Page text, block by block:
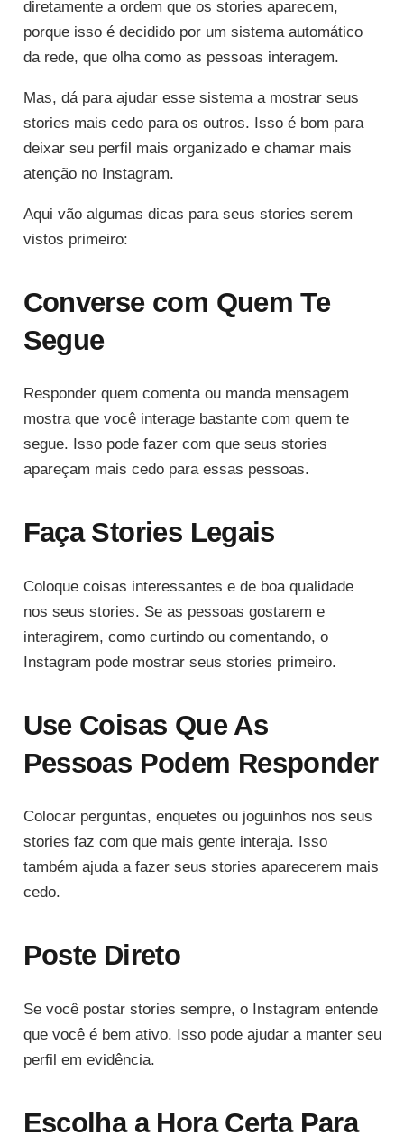
diretamente a ordem que os stories aparecem,
porque isso é decidido por um sistema automático
da rede, que olha como as pessoas interagem.
Mas, dá para ajudar esse sistema a mostrar seus
stories mais cedo para os outros. Isso é bom para
deixar seu perfil mais organizado e chamar mais
atenção no Instagram.
Aqui vão algumas dicas para seus stories serem
vistos primeiro:
Converse com Quem Te
Segue
Responder quem comenta ou manda mensagem
mostra que você interage bastante com quem te
segue. Isso pode fazer com que seus stories
apareçam mais cedo para essas pessoas.
Faça Stories Legais
Coloque coisas interessantes e de boa qualidade
nos seus stories. Se as pessoas gostarem e
interagirem, como curtindo ou comentando, o
Instagram pode mostrar seus stories primeiro.
Use Coisas Que As
Pessoas Podem Responder
Colocar perguntas, enquetes ou joguinhos nos seus
stories faz com que mais gente interaja. Isso
também ajuda a fazer seus stories aparecerem mais
cedo.
Poste Direto
Se você postar stories sempre, o Instagram entende
que você é bem ativo. Isso pode ajudar a manter seu
perfil em evidência.
Escolha a Hora Certa Para